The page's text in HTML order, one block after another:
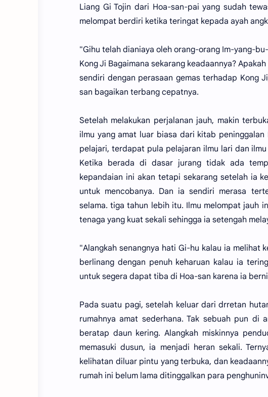
Liang Gi Tojin dari Hoa-san-pai yang sudah
melompat berdiri ketika teringat kepada ayah
"Gihu telah dianiaya oleh orang-orang Im-yang-
Kong Ji Bagaimana sekarang keadaannya?
sendiri dengan perasaan gemas terhadap Kong
san bagaikan terbang cepatnya.
Setelah melakukan perjalanan jauh, makin
ilmu yang amat luar biasa dari kitab
pelajari, terdapat pula pelajaran ilmu lari dan
Ketika berada di dasar jurang tidak ada
kepandaian ini akan tetapi sekarang setelah ia
untuk mencobanya. Dan ia sendiri merasa
selama. tiga tahun lebih itu. Ilmu melompat jauh
tenaga yang kuat sekali sehingga ia setengah
"Alangkah senangnya hati Gi-hu kalau ia melihat
berlinang dengan penuh keharuan kalau ia
untuk segera dapat tiba di Hoa-san karena ia
Pada suatu pagi, setelah keluar dari drretan
rumahnya amat sederhana. Tak sebuah pun di
beratap daun kering. Alangkah miskinnya
memasuki dusun, ia menjadi heran sekali.
kelihatan diluar pintu yang terbuka, dan
rumah ini belum lama ditinggalkan para